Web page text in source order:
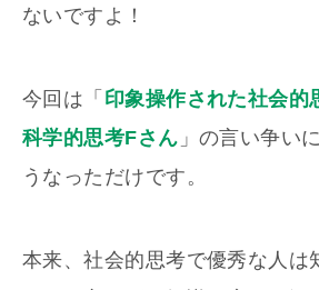
ないですよ！
今回は「 印象操作された社会
科学的思考Fさん 」の言い争い
うなっただけです。
本来、社会的思考で優秀な人は